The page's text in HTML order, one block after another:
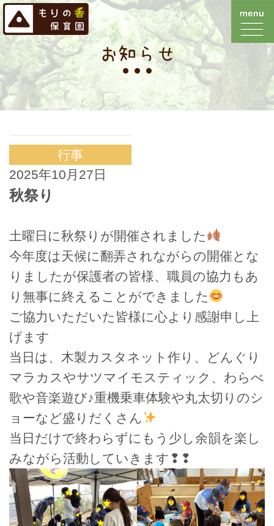
お知らせ
行事
2025年10月27日
秋祭り
土曜日に秋祭りが開催されました
今年度は天候に翻弄されながらの開催とな
りましたが保護者の皆様、職員の協力もあ
り無事に終えることができました
ご協力いただいた皆様に心より感謝申し上
げます
当日は、木製カスタネット作り、どんぐり
マラカスやサツマイモスティック、わらべ
歌や音楽遊び♪重機乗車体験や丸太切りのシ
ョーなど盛りだくさん
当日だけで終わらずにもう少し余韻を楽し
みながら活動していきます❢❢